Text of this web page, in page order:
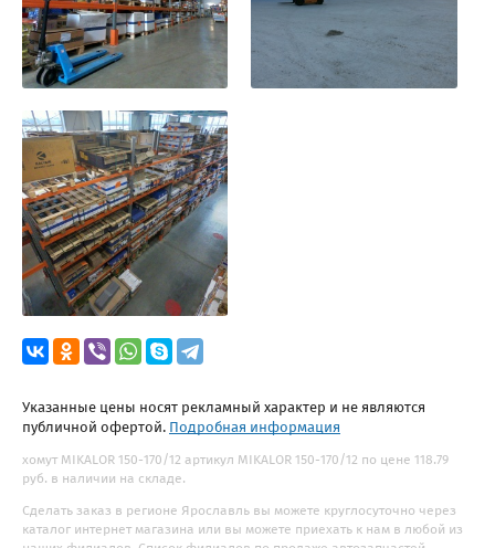
Указанные цены носят рекламный характер и не являются
публичной офертой. Подробная информация
хомут MIKALOR 150-170/12 артикул MIKALOR 150-170/12 по цене 118.79
руб. в наличии на складе.
Сделать заказ в регионе Ярославль вы можете круглосуточно через
каталог интернет магазина или вы можете приехать к нам в любой из